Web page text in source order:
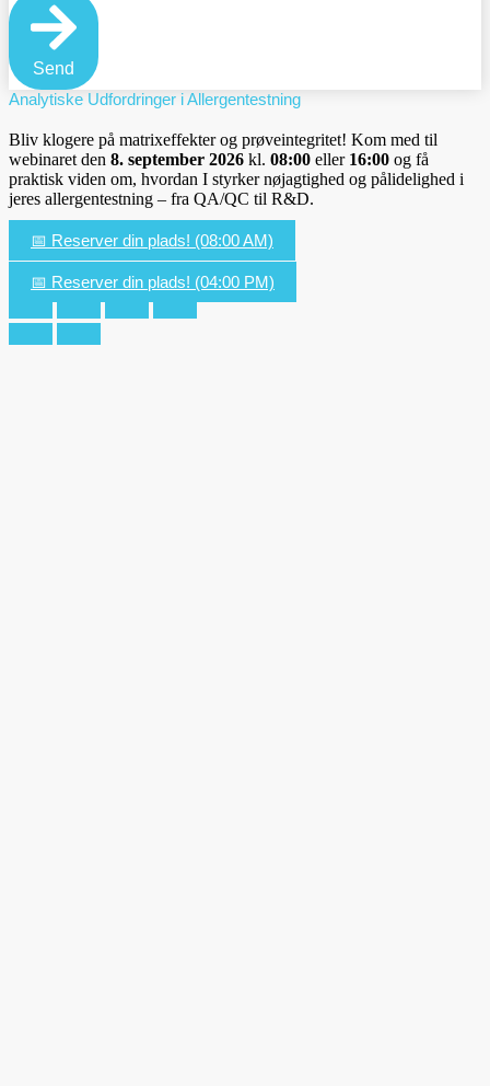
Send
Analytiske Udfordringer i Allergentestning
Bliv klogere på matrixeffekter og prøveintegritet! Kom med til
webinaret den 8. september 2026 kl. 08:00 eller 16:00 og få
praktisk viden om, hvordan I styrker nøjagtighed og pålidelighed i
jeres allergentestning – fra QA/QC til R&D.
📅 Reserver din plads! (08:00 AM)
📅 Reserver din plads! (04:00 PM)